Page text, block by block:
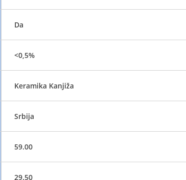
Da
<0,5%
Keramika Kanjiža
Srbija
59.00
29.50